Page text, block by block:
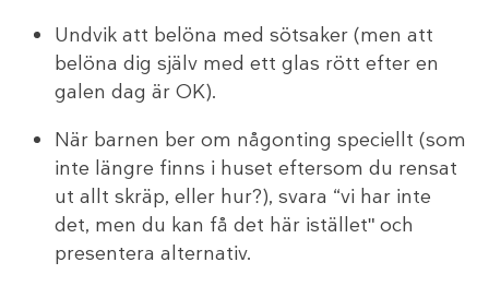
Undvik att belöna med sötsaker (men att
belöna dig själv med ett glas rött efter en
galen dag är OK).
När barnen ber om någonting speciellt (som
inte längre finns i huset eftersom du rensat
ut allt skräp, eller hur?), svara “vi har inte
det, men du kan få det här iställetʺ och
presentera alternativ.